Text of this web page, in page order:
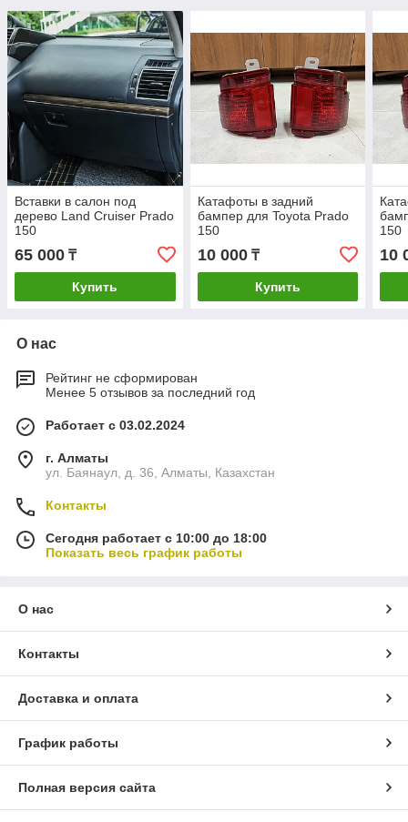
Вставки в салон под
дерево Land Cruiser Prado
150
65 000 ₸
Купить
Катафоты в задний
бампер для Toyota Prado
150
10 000₸
Купить
150
10
О нас
Рейтинг не сформирован
Менее 5 отзывов за последний год
Работает с 03.02.2024
г. Алматы
ул. Баянаул, д. 36, Алматы, Казахстан
Контакты
Сегодня работает с 10:00 до 18:00
Показать весь график работы
О нас
Контакты
Доставка и оплата
График работы
Полная версия сайта